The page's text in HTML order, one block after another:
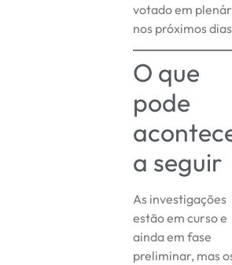
votado em
nos próximos
O que
pode
a seguir
As investigações
estão em curso e
ainda em fase
preliminar, mas